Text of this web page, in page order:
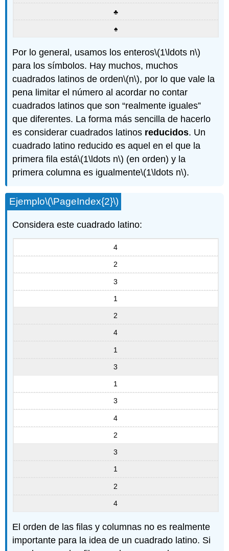
♣
♠
Por lo general, usamos los enteros\(1\ldots n\)
para los símbolos. Hay muchos, muchos
cuadrados latinos de orden\(n\), por lo que vale la
pena limitar el número al acordar no contar
cuadrados latinos que son “realmente iguales”
que diferentes. La forma más sencilla de hacerlo
es considerar cuadrados latinos reducidos. Un
cuadrado latino reducido es aquel en el que la
primera fila está\(1\ldots n\) (en orden) y la
primera columna es igualmente\(1\ldots n\).
Ejemplo\(\PageIndex{2}\)
Considera este cuadrado latino:
4
2
3
1
2
4
1
3
1
3
4
2
3
1
2
4
El orden de las filas y columnas no es realmente
importante para la idea de un cuadrado latino. Si